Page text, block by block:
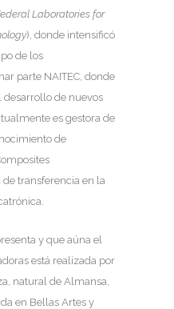
Laboratories for
), donde intensificó
de los
parte NAITEC, donde
de nuevos
es gestora de
de
transferencia en la
y que aúna el
está realizada por
natural de Almansa,
en Bellas Artes y